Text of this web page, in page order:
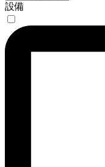
設備